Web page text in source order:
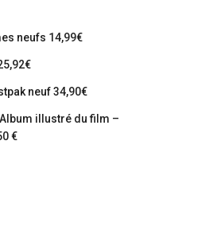
neufs 14,99€
neuf 34,90€
illustré du film –
€